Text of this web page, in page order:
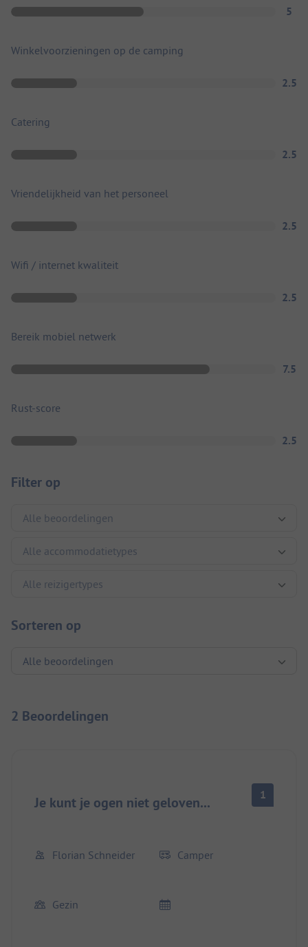
5
Winkelvoorzieningen op de camping
2.5
Catering
2.5
Vriendelijkheid van het personeel
2.5
Wifi / internet kwaliteit
2.5
Bereik mobiel netwerk
7.5
Rust-score
2.5
Filter op
Sorteren op
2 Beoordelingen
Je kunt je ogen niet geloven... 1
Florian Schneider Camper
Gezin